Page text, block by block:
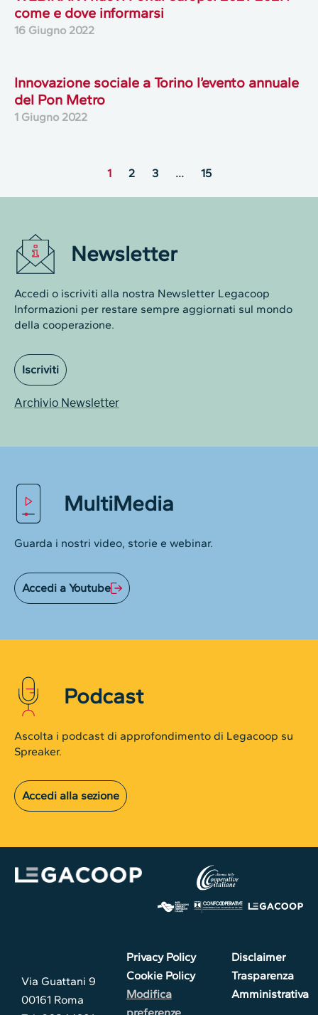
come e dove informarsi
16 Giugno 2022
Innovazione sociale a Torino l’evento annuale
del Pon Metro
1 Giugno 2022
1 2 3 … 15
Newsletter
Accedi o iscriviti alla nostra Newsletter Legacoop
Informazioni per restare sempre aggiornati sul mondo
della cooperazione.
Iscriviti
Archivio Newsletter
MultiMedia
Guarda i nostri video, storie e webinar.
Accedi a Youtube
Podcast
Ascolta i podcast di approfondimento di Legacoop su
Spreaker.
Accedi alla sezione
Via Guattani 9
00161 Roma
Privacy Policy
Cookie Policy
Modifica
Disclaimer
Trasparenza
Amministrativa